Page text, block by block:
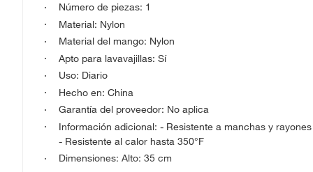
Número de piezas: 1
Material: Nylon
Material del mango: Nylon
Apto para lavavajillas: Sí
Uso: Diario
Hecho en: China
Garantía del proveedor: No aplica
Información adicional: - Resistente a manchas y
- Resistente al calor hasta 350°F
Dimensiones: Alto: 35 cm